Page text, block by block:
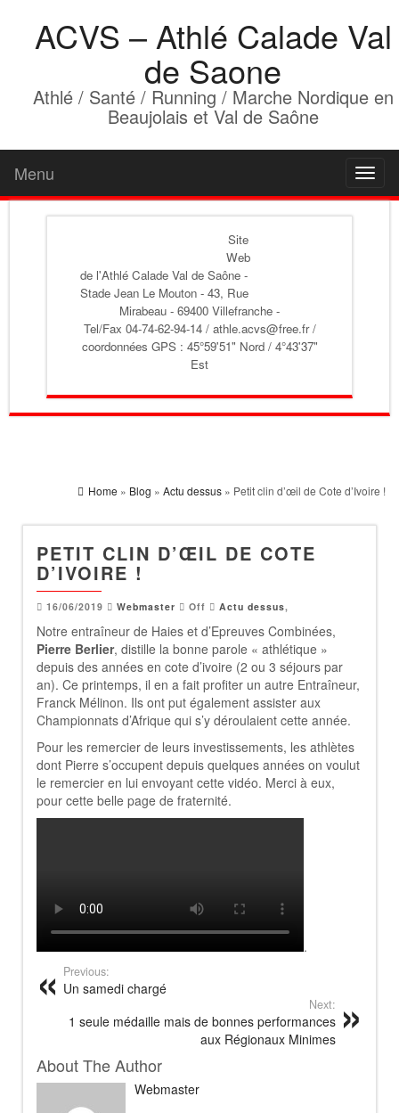
ACVS – Athlé Calade Val
de Saone
Athlé / Santé / Running / Marche Nordique en
Beaujolais et Val de Saône
Menu
Site
Web
de l'Athlé Calade Val de Saône -
Stade Jean Le Mouton - 43, Rue
Mirabeau - 69400 Villefranche -
Tel/Fax 04-74-62-94-14 / athle.acvs@free.fr /
coordonnées GPS : 45°59'51" Nord / 4°43'37"
Est
Home » Blog » Actu dessus » Petit clin d’œil de Cote d’Ivoire !
PETIT CLIN D’ŒIL DE COTE
D’IVOIRE !
16/06/2019 Webmaster Off Actu dessus,
Notre entraîneur de Haies et d’Epreuves Combinées,
Pierre Berlier, distille la bonne parole « athlétique »
depuis des années en cote d’ivoire (2 ou 3 séjours par
an). Ce printemps, il en a fait profiter un autre Entraîneur,
Franck Mélinon. Ils ont put également assister aux
Championnats d’Afrique qui s’y déroulaient cette année.
Pour les remercier de leurs investissements, les athlètes
dont Pierre s’occupent depuis quelques années on voulut
le remercier en lui envoyant cette vidéo. Merci à eux,
pour cette belle page de fraternité.
.
Previous:
Un samedi chargé
Next:
1 seule médaille mais de bonnes performances
aux Régionaux Minimes
About The Author
Webmaster